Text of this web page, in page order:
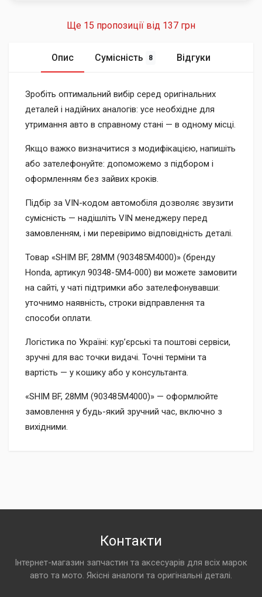
Ще 15 пропозиції від 137 грн
Опис Сумісність 8 Відгуки
Зробіть оптимальний вибір серед оригінальних
деталей і надійних аналогів: усе необхідне для
утримання авто в справному стані — в одному місці.
Якщо важко визначитися з модифікацією, напишіть
або зателефонуйте: допоможемо з підбором і
оформленням без зайвих кроків.
Підбір за VIN-кодом автомобіля дозволяє звузити
сумісність — надішліть VIN менеджеру перед
замовленням, і ми перевіримо відповідність деталі.
Товар «SHIM BF, 28MM (903485M4000)» (бренду
Honda, артикул 90348-5M4-000) ви можете замовити
на сайті, у чаті підтримки або зателефонувавши:
уточнимо наявність, строки відправлення та
способи оплати.
Логістика по Україні: кур’єрські та поштові сервіси,
зручні для вас точки видачі. Точні терміни та
вартість — у кошику або у консультанта.
«SHIM BF, 28MM (903485M4000)» — оформлюйте
замовлення у будь-який зручний час, включно з
вихідними.
Контакти
Інтернет-магазин запчастин та аксесуарів для всіх марок
авто та мото. Якісні аналоги та оригінальні деталі.